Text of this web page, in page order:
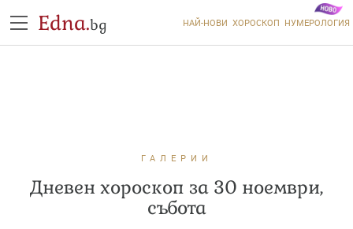
Edna.bg НАЙ-НОВИ ХОРОСКОП НУМЕРОЛОГИЯ
ГАЛЕРИИ
Дневен хороскоп за 30 ноември,
събота